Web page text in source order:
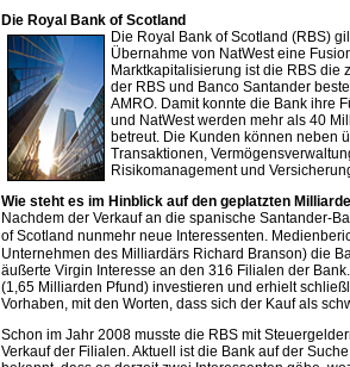
Die Royal Bank of Scotland
Die Royal Bank of Scotland (RBS)
Übernahme von NatWest eine
Marktkapitalisierung ist die RBS die
der RBS und Banco Santander
AMRO. Damit konnte die Bank ihre
und NatWest werden mehr als 40
betreut. Die Kunden können neben
Transaktionen,
Risikomanagement und
Wie steht es im Hinblick auf den geplatzten
Nachdem der Verkauf an die spanische Santander-
of Scotland nunmehr neue Interessenten.
Unternehmen des Milliardärs Richard Branson) die
äußerte Virgin Interesse an den 316 Filialen der
(1,65 Milliarden Pfund) investieren und erhielt
Vorhaben, mit den Worten, dass sich der Kauf als
Schon im Jahr 2008 musste die RBS mit
Verkauf der Filialen. Aktuell ist die Bank auf der